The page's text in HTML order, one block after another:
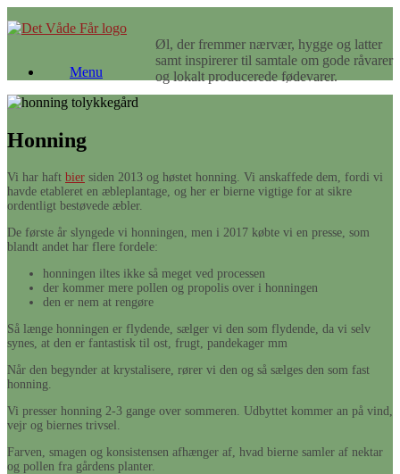
til
Øl, der fremmer nærvær, hygge og latter
samt inspirerer til samtale om gode råvarer
og lokalt producerede fødevarer.
Menu
Honning
Vi har haft bier siden 2013 og høstet honning. Vi anskaffede dem, fordi vi
havde etableret en æbleplantage, og her er bierne vigtige for at sikre
ordentligt bestøvede æbler.
De første år slyngede vi honningen, men i 2017 købte vi en presse, som
blandt andet har flere fordele:
honningen iltes ikke så meget ved processen
der kommer mere pollen og propolis over i honningen
den er nem at rengøre
Så længe honningen er flydende, sælger vi den som flydende, da vi selv
synes, at den er fantastisk til ost, frugt, pandekager mm
Når den begynder at krystalisere, rører vi den og så sælges den som fast
honning.
Vi presser honning 2-3 gange over sommeren. Udbyttet kommer an på vind,
vejr og biernes trivsel.
Farven, smagen og konsistensen afhænger af, hvad bierne samler af nektar
og pollen fra gårdens planter.